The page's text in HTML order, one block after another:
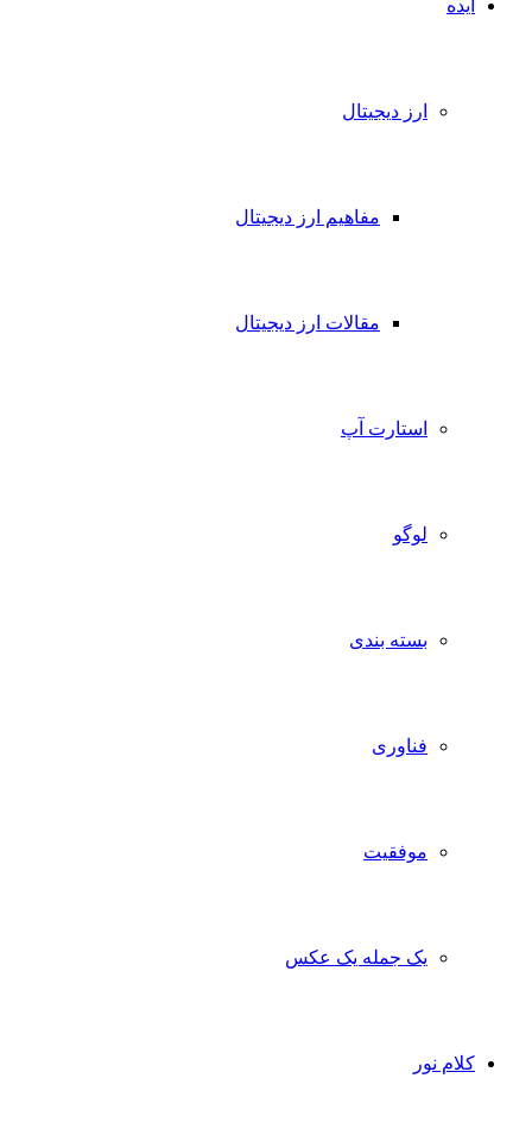
ایده
ارز دیجیتال
مفاهیم ارز دیجیتال
مقالات ارز دیجیتال
استارت آپ
لوگو
بسته بندی
فناوری
موفقیت
یک جمله یک عکس
کلام نور